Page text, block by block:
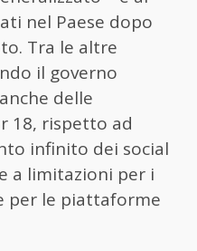
nel Paese dopo
Tra le altre
il governo
delle
18, rispetto ad
infinito dei social
a limitazioni per i
per le piattaforme